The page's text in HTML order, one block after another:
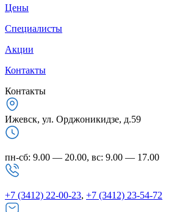
Цены
Специалисты
Акции
Контакты
Контакты
Ижевск, ул. Орджоникидзе, д.59
пн-сб: 9.00 — 20.00, вс: 9.00 — 17.00
+7 (3412) 22-00-23, +7 (3412) 23-54-72